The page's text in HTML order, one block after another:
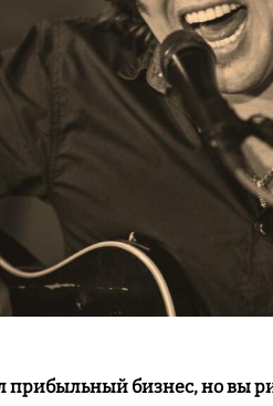
прибыльный бизнес, но вы